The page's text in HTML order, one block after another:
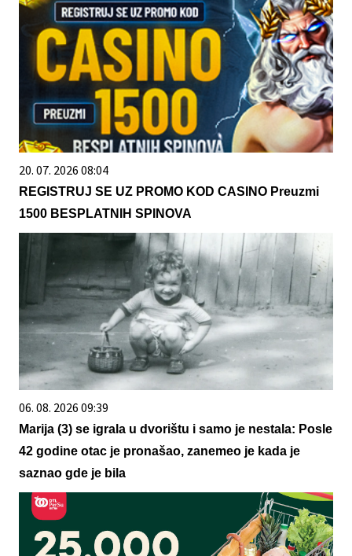
20. 07. 2026 08:04
REGISTRUJ SE UZ PROMO KOD CASINO Preuzmi
1500 BESPLATNIH SPINOVA
06. 08. 2026 09:39
Marija (3) se igrala u dvorištu i samo je nestala: Posle
42 godine otac je pronašao, zanemeo je kada je
saznao gde je bila